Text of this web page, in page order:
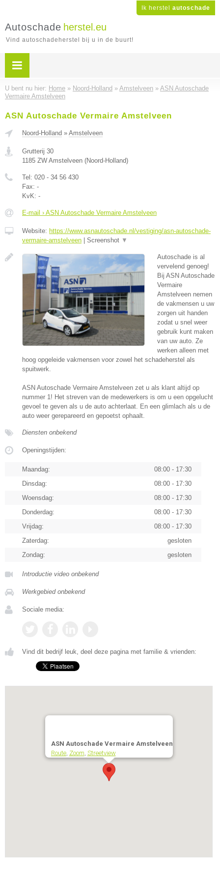
Ik herstel autoschade
Autoschade herstel.eu
Vind autoschadeherstel bij u in de buurt!
U bent nu hier: Home » Noord-Holland » Amstelveen » ASN Autoschade
Vermaire Amstelveen
ASN Autoschade Vermaire Amstelveen
Noord-Holland » Amstelveen
Grutterij 30
1185 ZW Amstelveen (Noord-Holland)
Tel: 020 - 34 56 430
Fax: -
KvK: -
E-mail › ASN Autoschade Vermaire Amstelveen
Website: https://www.asnautoschade.nl/vestiging/asn-autoschade-
vermaire-amstelveen
Screenshot ▼
Autoschade is al
vervelend genoeg!
Bij ASN Autoschade
Vermaire
Amstelveen nemen
de vakmensen u uw
zorgen uit handen
zodat u snel weer
gebruik kunt maken
van uw auto. Ze
werken alleen met
hoog opgeleide vakmensen voor zowel het schadeherstel als
spuitwerk.
ASN Autoschade Vermaire Amstelveen zet u als klant altijd op
nummer 1! Het streven van de medewerkers is om u een opgelucht
gevoel te geven als u de auto achterlaat. En een glimlach als u de
auto weer gerepareerd en gepoetst ophaalt.
Diensten onbekend
Openingstijden:
Maandag:
08:00 - 17:30
Dinsdag:
08:00 - 17:30
Woensdag:
08:00 - 17:30
Donderdag:
08:00 - 17:30
Vrijdag:
08:00 - 17:30
Zaterdag:
gesloten
Zondag:
gesloten
Introductie video onbekend
Werkgebied onbekend
Sociale media:
Vind dit bedrijf leuk, deel deze pagina met familie & vrienden:
ASN Autoschade Vermaire Amstelveen
Route, Zoom, Streetview